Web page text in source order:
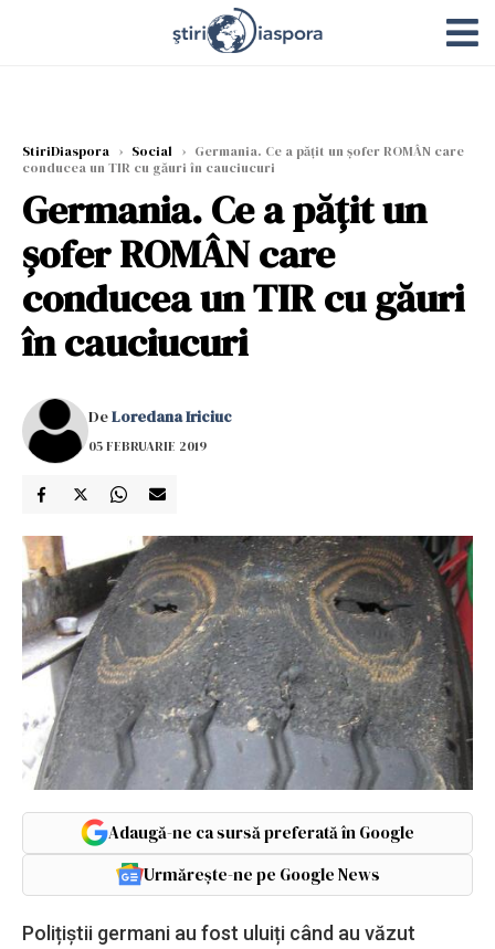
StiriDiaspora › Social › Germania. Ce a pățit un șofer ROMÂN care
conducea un TIR cu găuri în cauciucuri
Germania. Ce a pățit un
șofer ROMÂN care
conducea un TIR cu găuri
în cauciucuri
DeLoredana Iriciuc
05 FEBRUARIE 2019
Adaugă-ne ca sursă preferată în Google
Urmărește-ne pe Google News
Polițiștii germani au fost uluiți când au văzut